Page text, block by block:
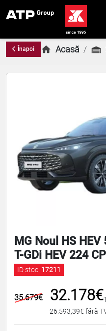
Înapoi Acasă
MG Noul HS
T-GDi HEV 224
ID stoc: 17211
35.679€ 32.178€
26.593,39€ fără